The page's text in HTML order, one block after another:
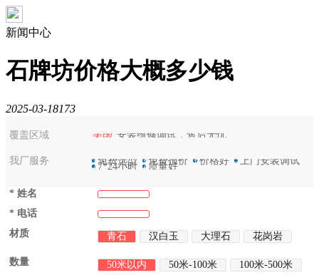
新闻中心
石牌坊价格大概多少钱
2025-03-18173
覆盖区域 美国 安装维修调试，售后无忧
我厂服务 选免费选型 保免费报价 优价格好 装上门安装调试
7 7*24小时 好质量好
*姓名
*电话
材质
青石 汉白玉 大理石 花岗岩
数量 50米以内 50米-100米
100米-500米